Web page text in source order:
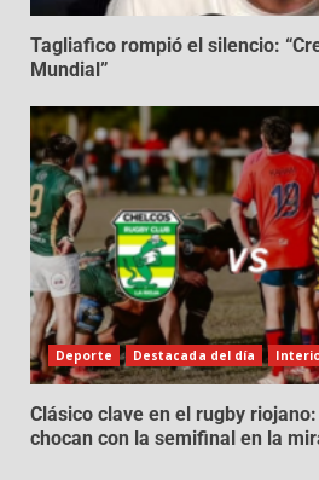
Tagliafico rompió el silencio:
Mundial”
Deporte Destacada del día
Clásico clave en el rugby riojano:
chocan con la semifinal en la